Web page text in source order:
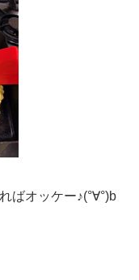
ばオッケー♪(°∀°)b